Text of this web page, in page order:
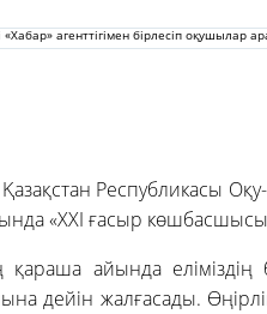
Қазақстан Республикасы
«ХХІ ғасыр
айында еліміздің
дейін жалғасады.